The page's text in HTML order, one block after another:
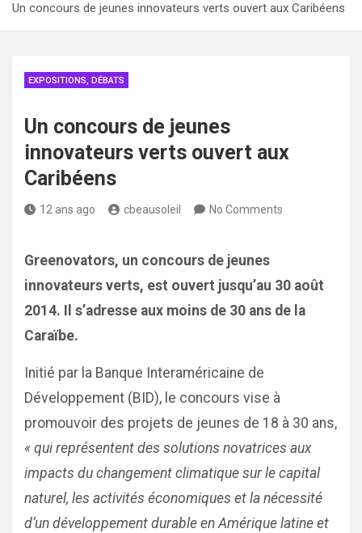
Un concours de jeunes innovateurs verts ouvert aux Caribéens
EXPOSITIONS, DÉBATS
Un concours de jeunes
innovateurs verts ouvert aux
Caribéens
12 ans ago cbeausoleil No Comments
Greenovators, un concours de jeunes
innovateurs verts, est ouvert jusqu’au 30 août
2014. Il s’adresse aux moins de 30 ans de la
Caraïbe.
Initié par la Banque Interaméricaine de
Développement (BID), le concours vise à
promouvoir des projets de jeunes de 18 à 30 ans,
« qui représentent des solutions novatrices aux
impacts du changement climatique sur le capital
naturel, les activités économiques et la nécessité
d’un développement durable en Amérique latine et